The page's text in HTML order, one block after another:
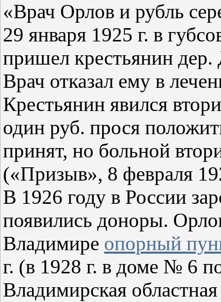
«Врач Орлов и рубль
29 января 1925 г. в
пришел крестьянин
Врач отказал ему в
Крестьянин явился
один руб. прося
принят, но больной
(«Призыв», 8 февраля
В 1926 году в России
появились доноры.
Владимире опорный
г. (в 1928 г. в доме № 6
Владимирская